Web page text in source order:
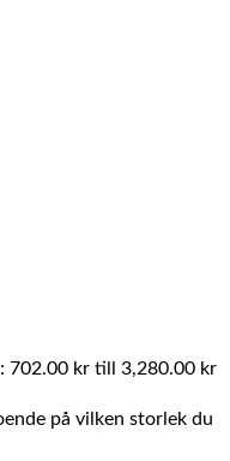
702.00 kr till 3,280.00 kr
på vilken storlek du